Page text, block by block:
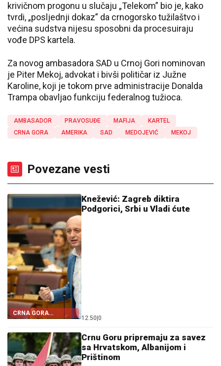
krivičnom progonu u slučaju „Telekom” bio je, kako
tvrdi, „posljednji dokaz” da crnogorsko tužilaštvo i
većina sudstva nijesu sposobni da procesuiraju
vođe DPS kartela.
Za novog ambasadora SAD u Crnoj Gori nominovan
je Piter Mekoj, advokat i bivši političar iz Južne
Karoline, koji je tokom prve administracije Donalda
Trampa obavljao funkciju federalnog tužioca.
AMBASADOR PRAVOSUĐE MAFIJA
KARTEL
CRNA GORA
AMERIKA SAD MEDOJEVIĆ MEKOJ
Povezane vesti
CRNA GORA
POSTALA TALAC
Knežević: Zagreb diktira
Podgorici, Srbi u Vladi ćute
12:50 0
Crnu Goru pripremaju za savez
sa Hrvatskom, Albanijom i
Prištinom